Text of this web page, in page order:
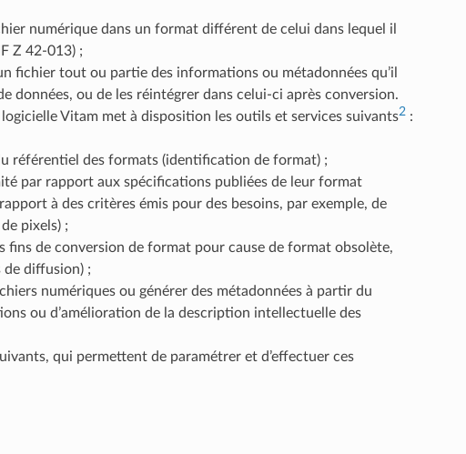
numérique dans un format différent de celui dans lequel il
Z 42-013) ;
fichier tout ou partie des informations ou métadonnées qu’il
données, ou de les réintégrer dans celui-ci après conversion.
Vitam met à disposition les outils et services suivants2:
référentiel des formats (identification de format) ;
par rapport aux spécifications publiées de leur format
à des critères émis pour des besoins, par exemple, de
pixels) ;
fins de conversion de format pour cause de format obsolète,
de diffusion) ;
numériques ou générer des métadonnées à partir du
ou d’amélioration de la description intellectuelle des
qui permettent de paramétrer et d’effectuer ces